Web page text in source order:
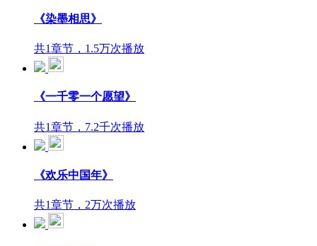
《染墨相思》
共1章节，1.5万次播放
《一千零一个愿望》
共1章节，7.2千次播放
《欢乐中国年》
共1章节，2万次播放